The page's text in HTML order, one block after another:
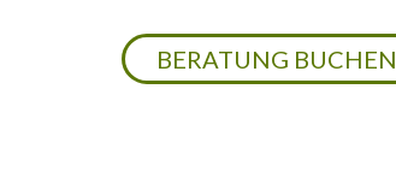
BERATUNG BUCHEN